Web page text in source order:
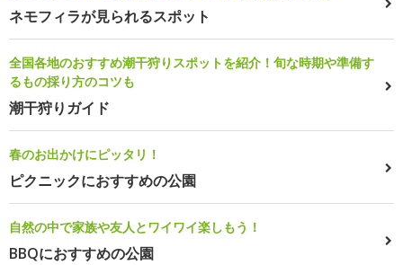
ネモフィラが見られるスポット
全国各地のおすすめ潮干狩りスポットを紹介！旬な時期や準備す
るもの採り方のコツも
潮干狩りガイド
春のお出かけにピッタリ！
ピクニックにおすすめの公園
自然の中で家族や友人とワイワイ楽しもう！
BBQにおすすめの公園